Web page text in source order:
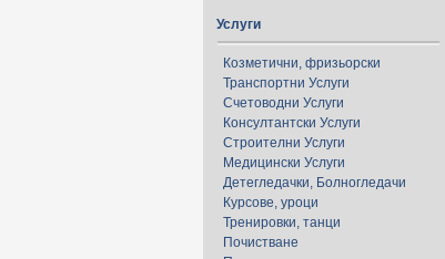
Услуги
Козметични, фризьорски
Транспортни Услуги
Счетоводни Услуги
Консултантски Услуги
Строителни Услуги
Медицински Услуги
Детегледачки, Болногледачи
Курсове, уроци
Тренировки, танци
Почистване